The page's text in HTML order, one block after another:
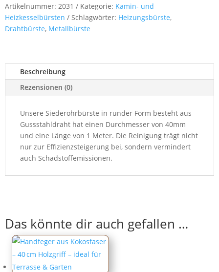
Länge,
Gussstahldraht
für
Artikelnummer: 2031 Kategorie: Kamin- und
Heizkesselbürsten
Schlagwörter: Heizungsbürste,
Drahtbürste, Metallbürste
Beschreibung
Rezensionen (0)
Unsere Siederohrbürste in runder Form besteht aus
Gussstahldraht hat einen Durchmesser von 40mm
und eine Länge von 1 Meter. Die Reinigung trägt nicht
nur zur Effizienzsteigerung bei, sondern vermindert
auch Schadstoffemissionen.
Das könnte dir auch gefallen …